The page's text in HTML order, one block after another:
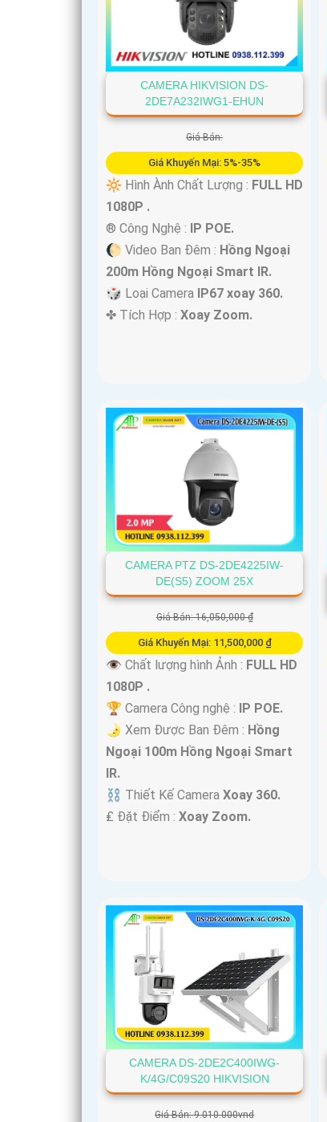
CAMERA HIKVISION DS-
2DE7A232IWG1-EHUN
Giá Bán:
Giá Khuyến Mại: 5%-35%
🔆 Hình Ành Chất Lượng : FULL HD
1080P .
®️ Công Nghệ : IP POE.
🌔 Video Ban Đêm : Hồng Ngoại
200m Hồng Ngoại Smart IR.
🎲 Loại Camera IP67 xoay 360.
️✤ Tích Hợp : Xoay Zoom.
CAMERA PTZ DS-2DE4225IW-
DE(S5) ZOOM 25X
Giá Bán: 16,050,000 ₫
Giá Khuyến Mại: 11,500,000 ₫
👁 Chất lượng hình Ảnh : FULL HD
1080P .
🏆 Camera Công nghệ : IP POE.
🌛 Xem Được Ban Đêm : Hồng
Ngoại 100m Hồng Ngoại Smart
IR.
⛓ Thiết Kế Camera Xoay 360.
️₤ Đặt Điểm : Xoay Zoom.
CAMERA DS-2DE2C400IWG-
K/4G/C09S20 HIKVISION
Giá Bán: 9.010.000vnd